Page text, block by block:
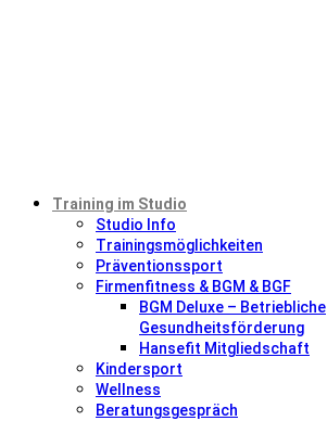
Training im Studio
Studio Info
Trainingsmöglichkeiten
Präventionssport
Firmenfitness & BGM & BGF
BGM Deluxe – Betriebliche
Gesundheitsförderung
Hansefit Mitgliedschaft
Kindersport
Wellness
Beratungsgespräch